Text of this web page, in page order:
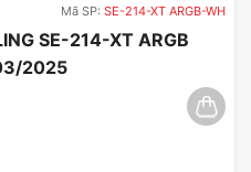
Mã SP: SE-214-XT ARGB-WH
SE-214-XT ARGB
2025